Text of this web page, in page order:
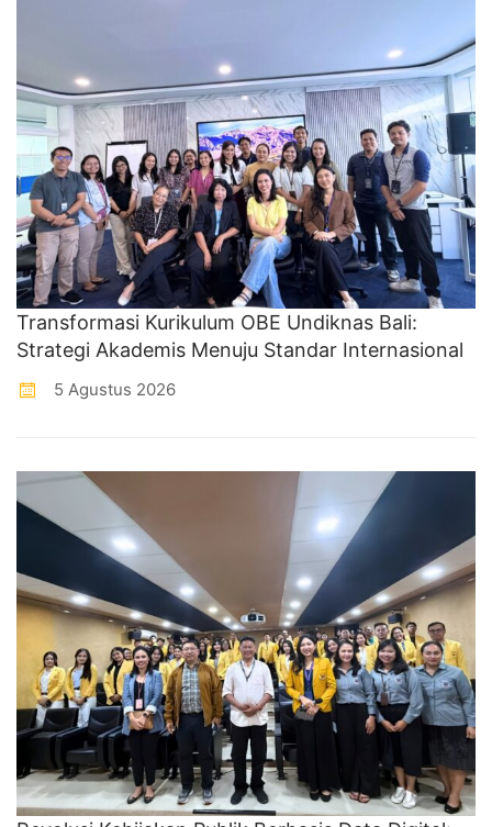
Transformasi Kurikulum OBE Undiknas Bali:
Strategi Akademis Menuju Standar Internasional
5 Agustus 2026